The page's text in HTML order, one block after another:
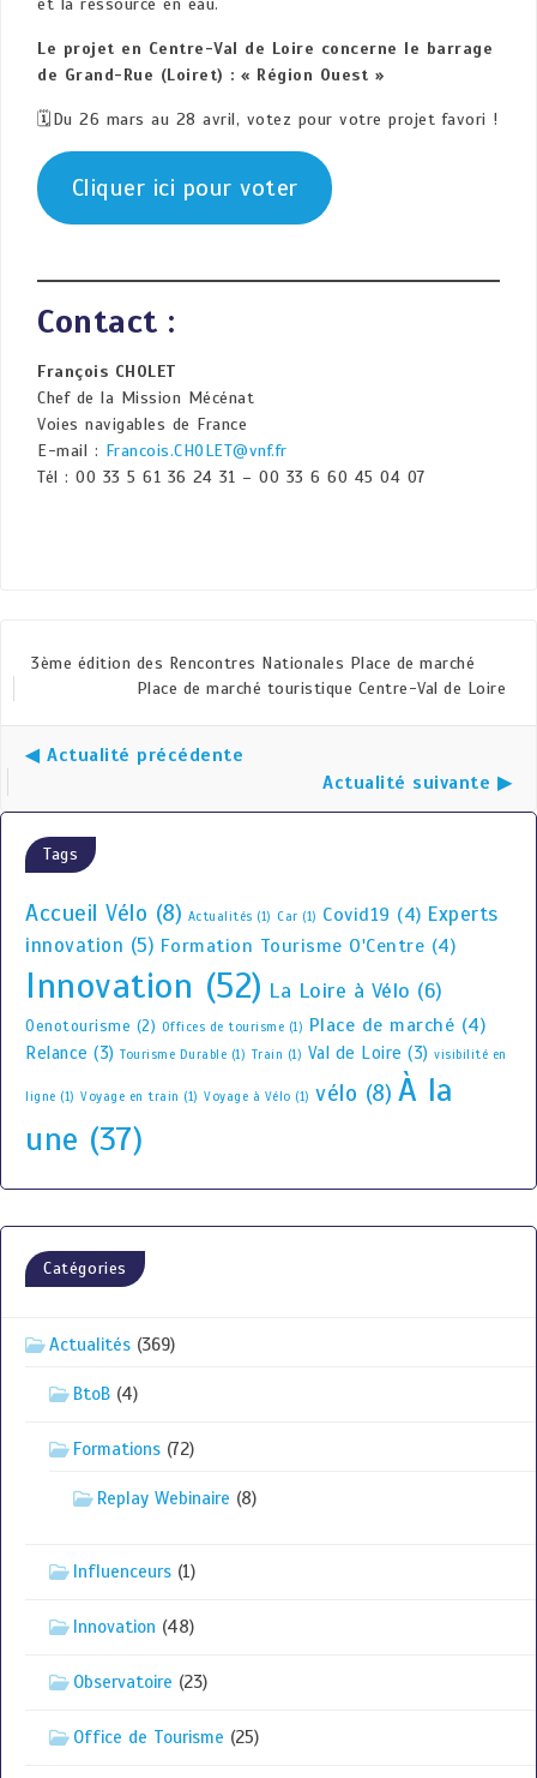
et la ressource en eau.
Le projet en Centre-Val de Loire concerne le barrage
de Grand-Rue (Loiret) : « Région Ouest »
🗓️Du 26 mars au 28 avril, votez pour votre projet favori !
Cliquer ici pour voter
Contact :
François CHOLET
Chef de la Mission Mécénat
Voies navigables de France
E-mail : Francois.CHOLET@vnf.fr
Tél : 00 33 5 61 36 24 31 – 00 33 6 60 45 04 07
3ème édition des Rencontres Nationales Place de marché
Place de marché touristique Centre-Val de Loire
◀ Actualité précédente
Actualité suivante ▶
Tags
Accueil Vélo (8) Actualités (1) Car (1) Covid19 (4) Experts
innovation (5) Formation Tourisme O'Centre (4)
Innovation (52) La Loire à Vélo (6)
Oenotourisme (2) Offices de tourisme (1) Place de marché (4)
Relance (3) Tourisme Durable (1) Train (1) Val de Loire (3) visibilité en
ligne (1) Voyage en train (1) Voyage à Vélo (1) vélo (8) À la
une (37)
Catégories
Actualités (369)
BtoB (4)
Formations (72)
Replay Webinaire (8)
Influenceurs (1)
Innovation (48)
Observatoire (23)
Office de Tourisme (25)